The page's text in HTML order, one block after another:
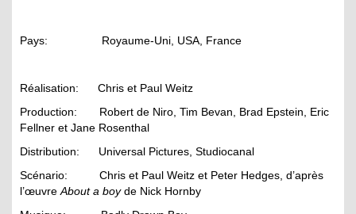
Pays: Royaume-Uni, USA, France
Réalisation: Chris et Paul Weitz
Production: Robert de Niro, Tim Bevan, Brad Epstein, Eric
Fellner et Jane Rosenthal
Distribution: Universal Pictures, Studiocanal
Scénario: Chris et Paul Weitz et Peter Hedges, d’après
l’œuvre About a boyde Nick Hornby